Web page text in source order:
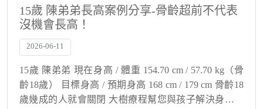
15歲 陳弟弟長高案例分享-骨齡超前不代表
沒機會長高！
2026-06-11
15歲 陳弟弟 現在身高 / 體重 154.70 cm / 57.70 kg（骨
齡18歲） 目標身高 / 預期身高 168 cm / 179 cm 骨齡18
歲幾成的人就會關閉 大樹療程幫您與孩子解決身高煩